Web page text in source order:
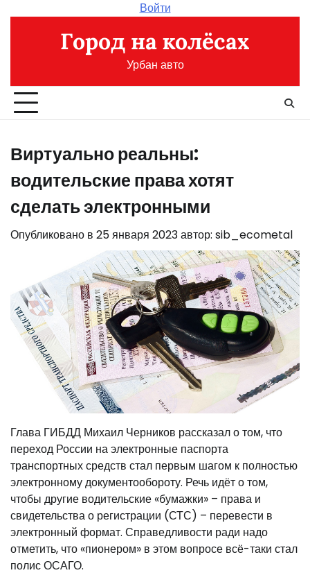
содержимому
Войти
Город на колёсах
Урбан авто
Виртуально реальны:
водительские права хотят
сделать электронными
Опубликовано в 25 января 2023автор: sib_ecometal
Глава ГИБДД Михаил Черников рассказал о том, что
переход России на электронные паспорта
транспортных средств стал первым шагом к полностью
электронному документообороту. Речь идёт о том,
чтобы другие водительские «бумажки» – права и
свидетельства о регистрации (СТС) – перевести в
электронный формат. Справедливости ради надо
отметить, что «пионером» в этом вопросе всё-таки стал
полис ОСАГО.